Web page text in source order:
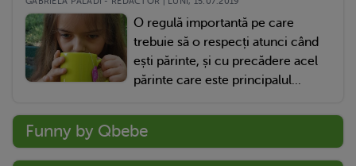
O regulă importantă pe care
trebuie să o respecți atunci când
ești părinte, și cu precădere acel
părinte care este principalul...
Funny by Qbebe